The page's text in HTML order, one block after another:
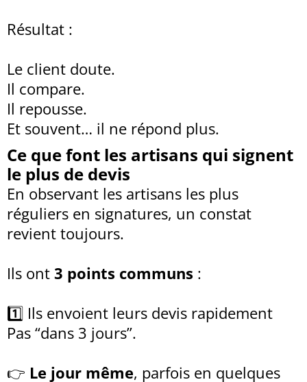
Résultat :
Le client doute.
Il compare.
Il repousse.
Et souvent… il ne répond plus.
Ce que font les artisans qui signent
le plus de devis
En observant les artisans les plus
réguliers en signatures, un constat
revient toujours.
Ils ont 3 points communs :
1️⃣ Ils envoient leurs devis rapidement
Pas “dans 3 jours”.
👉 Le jour même, parfois en quelques